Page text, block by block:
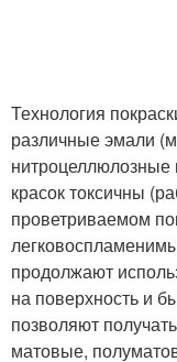
Технология
различные эмали
нитроцеллюлозные
красок токсичны
проветриваемом
продолжают
на поверхность и
позволяют
матовые,